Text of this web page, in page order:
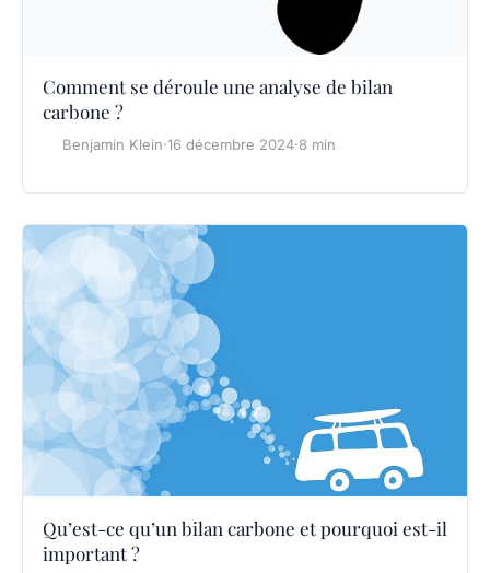
Comment se déroule une analyse de bilan
carbone ?
Benjamin Klein·16 décembre 2024·8 min
Qu’est-ce qu’un bilan carbone et pourquoi est-il
important ?